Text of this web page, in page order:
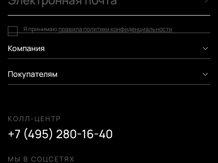
Компания
Покупателям
КОЛЛ-ЦЕНТР
+7 (495) 280-16-40
МЫ В СОЦСЕТЯХ
Я принимаю правила политики конфиденциальности